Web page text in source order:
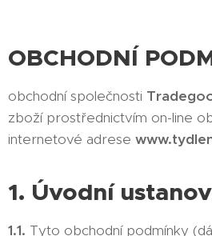
OBCHODNÍ
obchodní společnosti
zboží prostřednictvím on-line
internetové adrese
1. Úvodní
1.1. Tyto obchodní podmínky